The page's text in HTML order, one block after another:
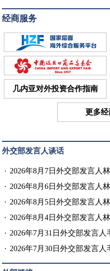
经商服务
几内亚对外投资合作指南
更多
外交部发言人谈话
2026年8月7日外交部发言人
2026年8月6日外交部发言人
2026年8月5日外交部发言人
2026年8月4日外交部发言人
2026年7月31日外交部发言
2026年7月30日外交部发言